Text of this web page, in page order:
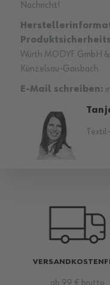
Nachricht!
Würth MODYF GmbH
Künzelsau-Gaisbach
E-Mail schreiben: